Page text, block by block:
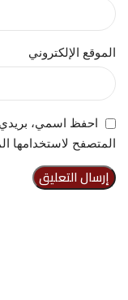
الموقع الإلكتروني
احفظ اسمي، بريدي
المتصفح لاستخدامها